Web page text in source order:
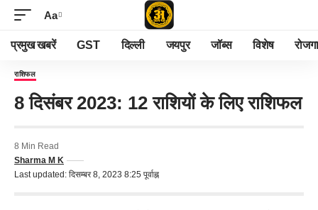
Aa
प्रमुख खबरें GST दिल्ली जयपुर जॉब्स विशेष
राशिफल
8 दिसंबर 2023: 12 राशियों के लिए राशिफल
Last updated: दिसम्बर 8, 2023 8:25 पूर्वाह्न
Sharma M K
8 Min Read